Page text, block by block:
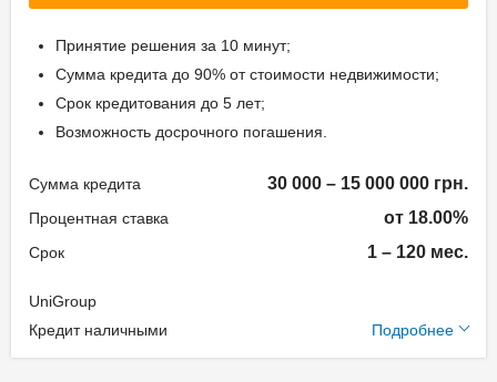
Досрочное без штрафов
Без страхования
Реальная процентная
Способы погашения
В личном кабинете;
Через платежные
Принятие решения за 10 минут;
Сумма кредита до 90% от стоимости недвижимости;
Срок кредитования до 5 лет;
Возможность досрочного погашения.
Сумма кредита 30 000 – 15 000 000 грн.
Процентная ставка от 18.00%
Срок 1 – 120 мес.
UniGroup
Кредит наличными
Подробнее
Дополнительные